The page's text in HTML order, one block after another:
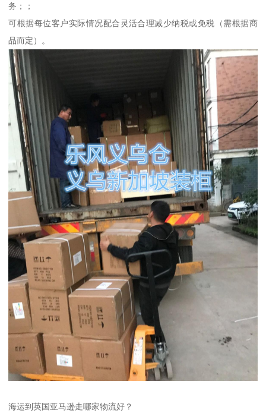
务；；
可根据每位客户实际情况配合灵活合理减少纳税或免税（需根据商
品而定）。
海运到英国亚马逊走哪家物流好？